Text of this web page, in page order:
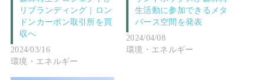
リブランディング｜ロン
ドンカーボン取引所を買
収へ
2024/03/16
環境・エネルギー
生活動に参加できるメタ
バース空間を発表
2024/04/08
環境・エネルギー